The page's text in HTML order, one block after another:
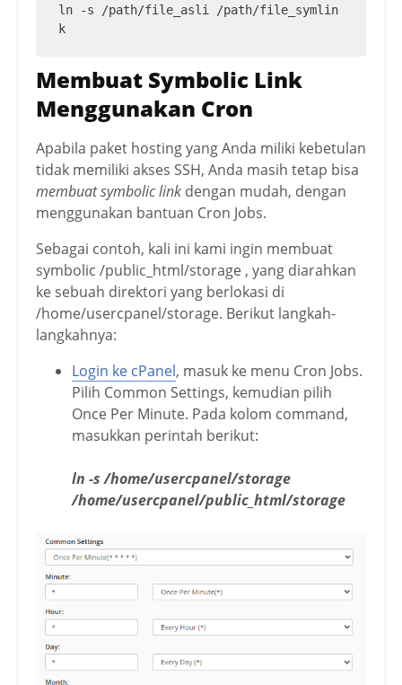
ln -s /path/file_asli /path/file_symlin
k
Membuat Symbolic Link
Menggunakan Cron
Apabila paket hosting yang Anda miliki kebetulan
tidak memiliki akses SSH, Anda masih tetap bisa
membuat symbolic link dengan mudah, dengan
menggunakan bantuan Cron Jobs.
Sebagai contoh, kali ini kami ingin membuat
symbolic /public_html/storage , yang diarahkan
ke sebuah direktori yang berlokasi di
/home/usercpanel/storage. Berikut langkah-
langkahnya:
Login ke cPanel, masuk ke menu Cron Jobs.
Pilih Common Settings, kemudian pilih
Once Per Minute. Pada kolom command,
masukkan perintah berikut:
ln -s /home/usercpanel/storage
/home/usercpanel/public_html/storage